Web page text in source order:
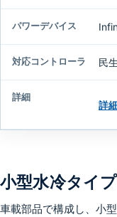
民
詳
小型水冷タイ
車載部品で構成し、小